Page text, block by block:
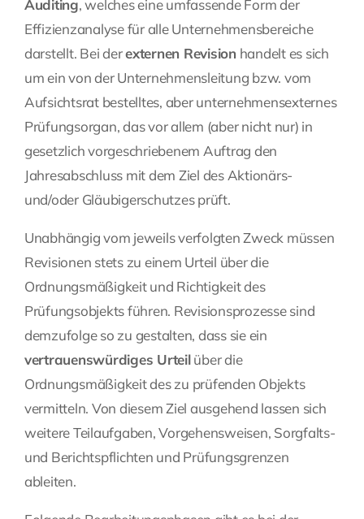
Auditing, welches eine umfassende Form der
Effizienzanalyse für alle Unternehmensbereiche
darstellt. Bei derexternen Revision handelt es sich
um ein von der Unternehmensleitung bzw. vom
Aufsichtsrat bestelltes, aber unternehmensexternes
Prüfungsorgan, das vor allem (aber nicht nur) in
gesetzlich vorgeschriebenem Auftrag den
Jahresabschluss mit dem Ziel des Aktionärs-
und/oder Gläubigerschutzes prüft.
Unabhängig vom jeweils verfolgten Zweck müssen
Revisionen stets zu einem Urteil über die
Ordnungsmäßigkeit und Richtigkeit des
Prüfungsobjekts führen. Revisionsprozesse sind
demzufolge so zu gestalten, dass sie ein
vertrauenswürdiges Urteilüber die
Ordnungsmäßigkeit des zu prüfenden Objekts
vermitteln. Von diesem Ziel ausgehend lassen sich
weitere Teilaufgaben, Vorgehensweisen, Sorgfalts-
und Berichtspflichten und Prüfungsgrenzen
ableiten.